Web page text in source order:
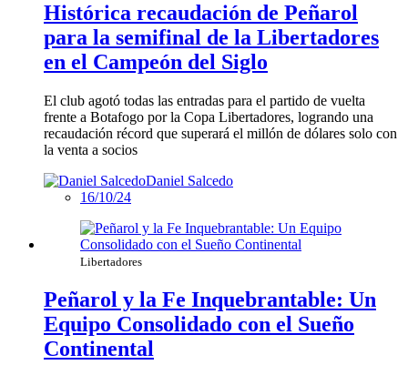
Histórica recaudación de Peñarol
para la semifinal de la Libertadores
en el Campeón del Siglo
El club agotó todas las entradas para el partido de vuelta
frente a Botafogo por la Copa Libertadores, logrando una
recaudación récord que superará el millón de dólares solo con
la venta a socios
Daniel Salcedo
16/10/24
Libertadores
Peñarol y la Fe Inquebrantable: Un
Equipo Consolidado con el Sueño
Continental